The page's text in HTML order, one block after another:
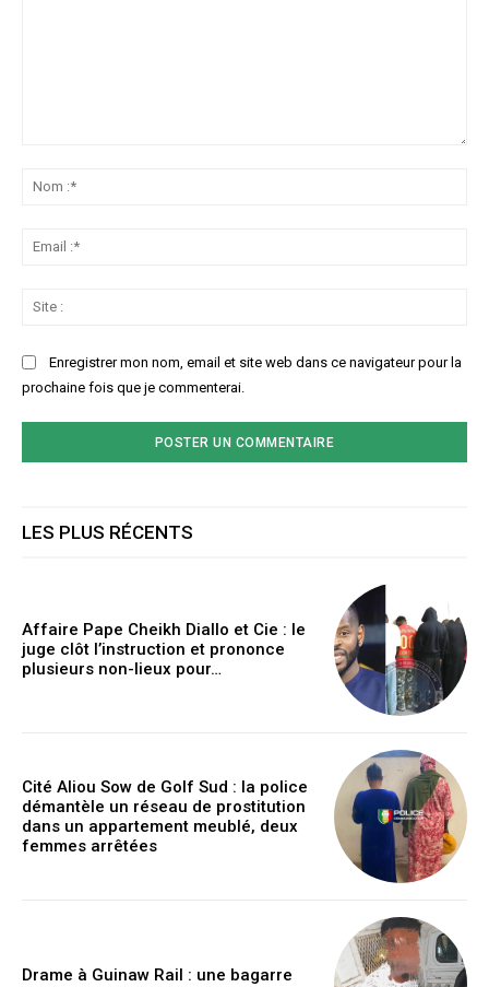
Enregistrer mon nom, email et site web dans ce navigateur pour la
prochaine fois que je commenterai.
LES PLUS RÉCENTS
Affaire Pape Cheikh Diallo et Cie : le
juge clôt l’instruction et prononce
plusieurs non-lieux pour…
Cité Aliou Sow de Golf Sud : la police
démantèle un réseau de prostitution
dans un appartement meublé, deux
femmes arrêtées
Drame à Guinaw Rail : une bagarre